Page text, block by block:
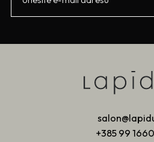
+385 99